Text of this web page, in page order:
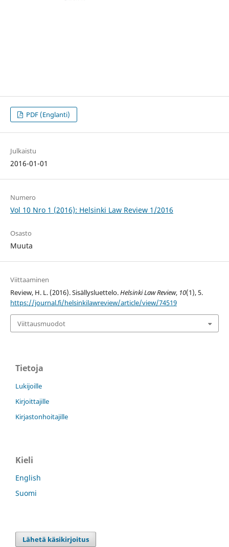
PDF (Englanti)
Julkaistu
2016-01-01
Numero
Vol 10 Nro 1 (2016): Helsinki Law Review 1/2016
Osasto
Muuta
Viittaaminen
Review, H. L. (2016). Sisällysluettelo.Helsinki Law Review, 10(1), 5.
https://journal.fi/helsinkilawreview/article/view/74519
Viittausmuodot
Tietoja
Lukijoille
Kirjoittajille
Kirjastonhoitajille
Kieli
English
Suomi
Lähetä käsikirjoitus